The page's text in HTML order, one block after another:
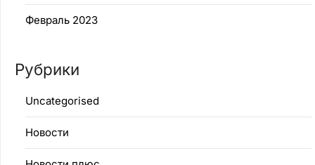
Февраль 2023
Рубрики
Uncategorised
Новости